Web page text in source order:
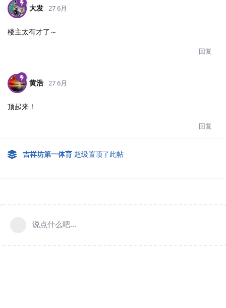
大发 27 6月
楼主太有才了～
回复
黄浩 27 6月
顶起来！
回复
吉祥坊第一体育 超级置顶了此帖
说点什么吧...